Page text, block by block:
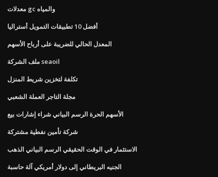
معدلات gc والمياه
أفضل 10 تطبيقات التمويل أستراليا
المعدل الحالي للضريبة على أرباح الأسهم
ملف الشركة seaoil
تكلفة لتخزين شريط المنزل
مجلة التاجر العملة الشعبي
الأسهم الحرة الرسم البياني شراء إشارات بيع
شركة تأمين نفطية مشتركة
الاستثمار في الوقت الحقيقي الرسم البياني الذهب
الجنيه البريطاني إلى دولار أمريكي آلة حاسبة